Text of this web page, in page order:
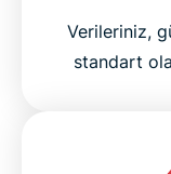
Verileriniz,
standart